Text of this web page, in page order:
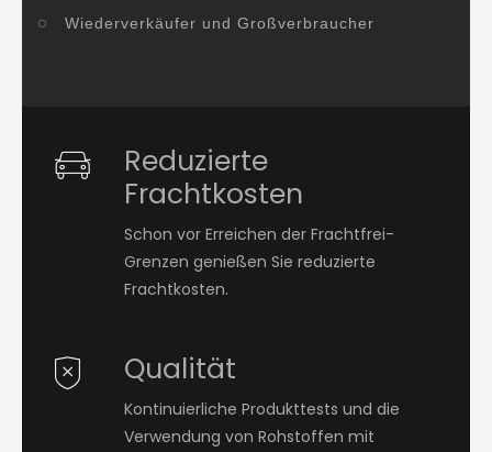
Wiederverkäufer und Großverbraucher
Reduzierte
Frachtkosten
Schon vor Erreichen der Frachtfrei-
Grenzen genießen Sie reduzierte
Frachtkosten.
Qualität
Kontinuierliche Produkttests und die
Verwendung von Rohstoffen mit